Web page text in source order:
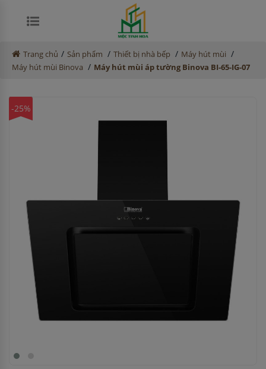
Trang chủ / Sản phẩm / Thiết bị nhà bếp / Máy hút mùi /
Máy hút mùi Binova / Máy hút mùi áp tường Binova BI-65-IG-07
-25%
phút